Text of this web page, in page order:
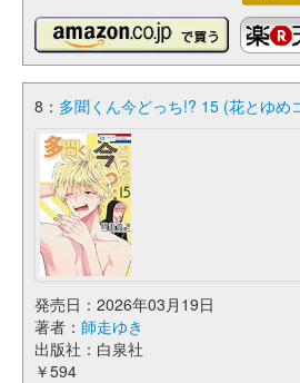
8： 多聞くん今どっち!? 15 (花とゆめ
発売日：2026年03月19日
著者： 師走ゆき
出版社：白泉社
￥594